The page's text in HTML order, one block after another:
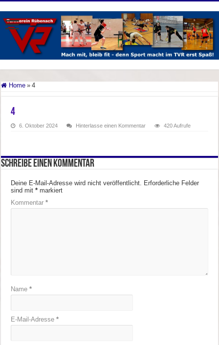
Home » 4
4
6. Oktober 2024 Hinterlasse einen Kommentar 420 Aufrufe
Schreibe einen Kommentar
Deine E-Mail-Adresse wird nicht veröffentlicht. Erforderliche Felder
sind mit* markiert
Kommentar*
Name*
E-Mail-Adresse*